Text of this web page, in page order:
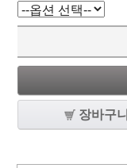
장바구니